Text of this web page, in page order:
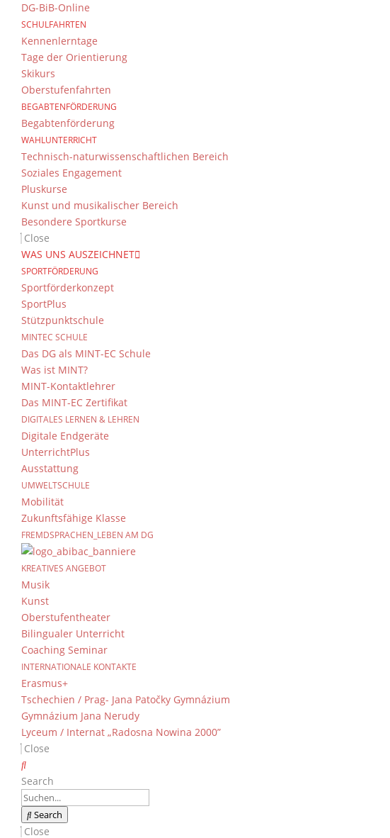
DG-BiB-Online
SCHULFAHRTEN
Kennenlerntage
Tage der Orientierung
Skikurs
Oberstufenfahrten
BEGABTENFÖRDERUNG
Begabtenförderung
WAHLUNTERRICHT
Technisch-naturwissenschaftlichen Bereich
Soziales Engagement
Pluskurse
Kunst und musikalischer Bereich
Besondere Sportkurse
Close
WAS UNS AUSZEICHNET
SPORTFÖRDERUNG
Sportförderkonzept
SportPlus
Stützpunktschule
MINTEC SCHULE
Das DG als MINT-EC Schule
Was ist MINT?
MINT-Kontaktlehrer
Das MINT-EC Zertifikat
DIGITALES LERNEN & LEHREN
Digitale Endgeräte
UnterrichtPlus
Ausstattung
UMWELTSCHULE
Mobilität
Zukunftsfähige Klasse
FREMDSPRACHEN_LEBEN AM DG
KREATIVES ANGEBOT
Musik
Kunst
Oberstufentheater
Bilingualer Unterricht
Coaching Seminar
INTERNATIONALE KONTAKTE
Erasmus+
Tschechien / Prag- Jana Patočky Gymnázium
Gymnázium Jana Nerudy
Lyceum / Internat „Radosna Nowina 2000”
Close
Search
Search
Close
Aufbau des Atlas
von